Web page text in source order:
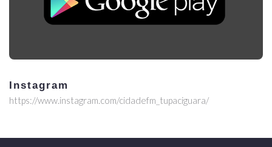
Instagram
https://www.instagram.com/cidadefm_tupaciguara/